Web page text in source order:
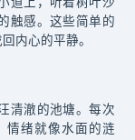
触感。这些简单的
内心的平静。
清澈的池塘。每次
情绪就像水面的涟